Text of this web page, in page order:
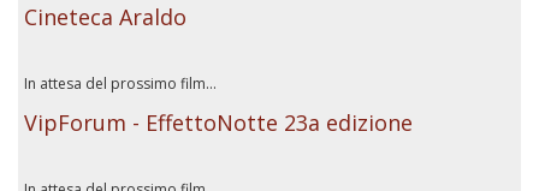
Cineteca Araldo
In attesa del prossimo film...
VipForum - EffettoNotte 23a edizione